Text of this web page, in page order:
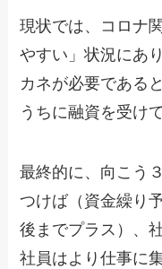
現状では、コロナ
やすい」状況にあ
カネが必要である
うちに融資を受け
最終的に、向こう
つけば（資金繰り
後までプラス）、
社員はより仕事に